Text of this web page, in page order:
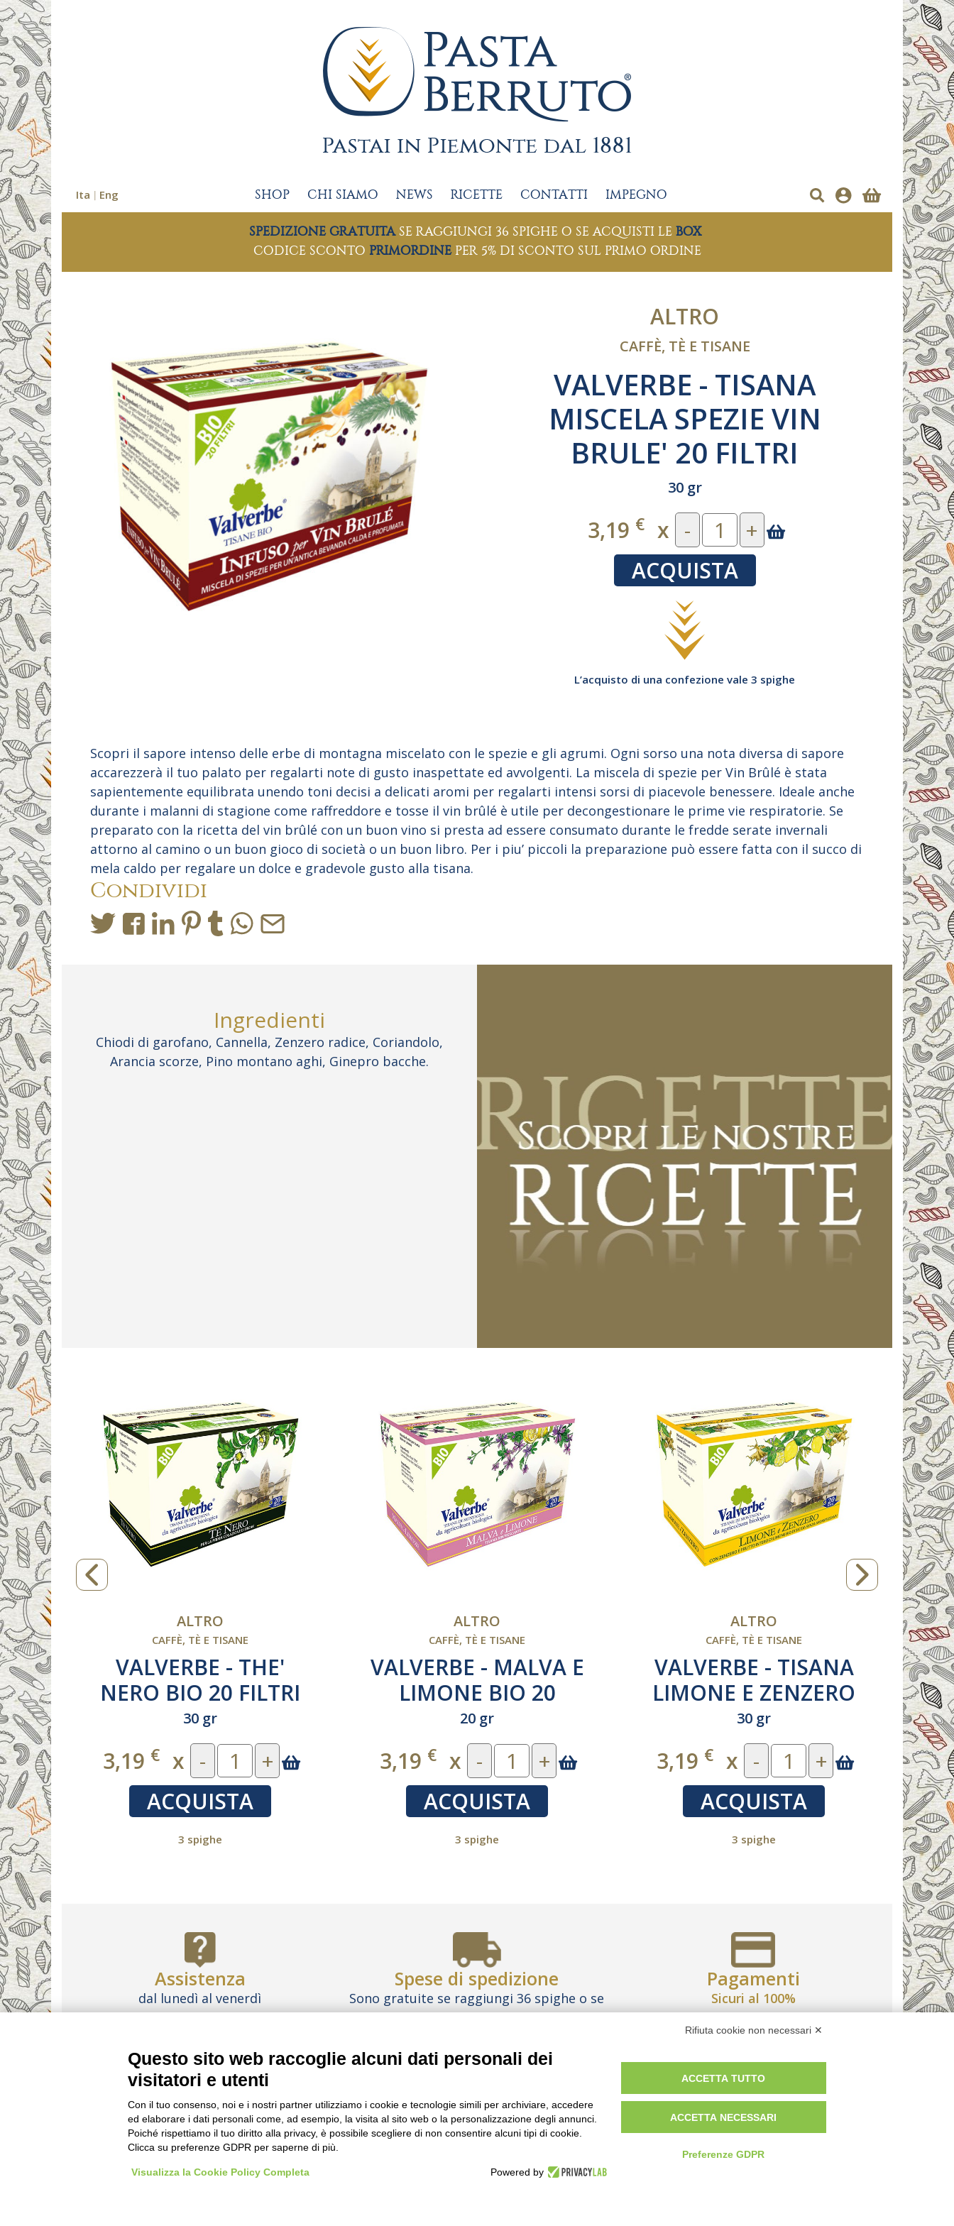
Ita Eng SHOP CHI SIAMO NEWS RICETTE CONTATTI IMPEGNO
SPEDIZIONE GRATUITA SE RAGGIUNGI 36 SPIGHE O SE ACQUISTI LE BOX
CODICE SCONTO PRIMORDINE PER 5% DI SCONTO SUL PRIMO ORDINE
ALTRO
CAFFÈ, TÈ E TISANE
VALVERBE - TISANA
MISCELA SPEZIE VIN
BRULE' 20 FILTRI
30 gr
3,19 € x -
+
ACQUISTA
L’acquisto di una confezione vale 3 spighe
Scopri il sapore intenso delle erbe di montagna miscelato con le spezie e gli agrumi. Ogni sorso una nota diversa di sapore
accarezzerà il tuo palato per regalarti note di gusto inaspettate ed avvolgenti. La miscela di spezie per Vin Brûlé è stata
sapientemente equilibrata unendo toni decisi a delicati aromi per regalarti intensi sorsi di piacevole benessere. Ideale anche
durante i malanni di stagione come raffreddore e tosse il vin brûlé è utile per decongestionare le prime vie respiratorie. Se
preparato con la ricetta del vin brûlé con un buon vino si presta ad essere consumato durante le fredde serate invernali
attorno al camino o un buon gioco di società o un buon libro. Per i piu’ piccoli la preparazione può essere fatta con il succo di
mela caldo per regalare un dolce e gradevole gusto alla tisana.
Condividi
Ingredienti
Chiodi di garofano, Cannella, Zenzero radice, Coriandolo,
Arancia scorze, Pino montano aghi, Ginepro bacche.
ALTRO
CAFFÈ, TÈ E TISANE
VALVERBE - THE'
NERO BIO 20 FILTRI
30 gr
3,19 € x -
+
ACQUISTA
3 spighe
ALTRO
CAFFÈ, TÈ E TISANE
VALVERBE - MALVA E
LIMONE BIO 20
FILTRI
20 gr
3,19 € x -
+
ACQUISTA
3 spighe
ALTRO
CAFFÈ, TÈ E TISANE
VALVERBE - TISANA
LIMONE E ZENZERO
20 FILTRI
30 gr
3,19 € x -
+
ACQUISTA
3 spighe
Assistenza
dal lunedì al venerdì
dalle 9:00 alle 18:00
Spese di spedizione
Sono gratuite se raggiungi 36 spighe o se
acquistile Box
Pagamenti
Sicuri al 100%
LE IMMAGINI CONTENUTE IN QUESTO SITO SONO PURAMENTE ILLUSTRATIVE, I PRODOTTI E LE CONFEZIONI POTREBBERO DIFFERIRE DALLE IMMAGINI
FAQ LAVORA CON NOI BEST PARTNER AREA COMPLIANCE TERMINI E CONDIZIONI
Rifiuta cookie non necessari ✕
Questo sito web raccoglie alcuni dati personali dei
visitatori e utenti
Con il tuo consenso, noi e i nostri partner utilizziamo i cookie e tecnologie simili per archiviare, accedere
ed elaborare i dati personali come, ad esempio, la visita al sito web o la personalizzazione degli annunci.
Poiché rispettiamo il tuo diritto alla privacy, è possibile scegliere di non consentire alcuni tipi di cookie.
Clicca su preferenze GDPR per saperne di più.
Visualizza la Cookie Policy Completa Powered by
ACCETTA TUTTO
ACCETTA NECESSARI
Preferenze GDPR